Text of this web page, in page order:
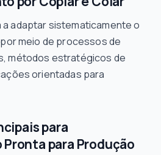
a adaptar sistematicamente o
meio de processos de
métodos estratégicos de
orientadas para
para
para Produção